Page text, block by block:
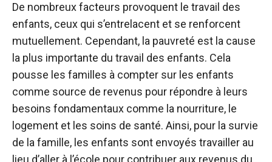
De nombreux facteurs provoquent le travail des
enfants, ceux qui s’entrelacent et se renforcent
mutuellement. Cependant, la pauvreté est la cause
la plus importante du travail des enfants. Cela
pousse les familles à compter sur les enfants
comme source de revenus pour répondre à leurs
besoins fondamentaux comme la nourriture, le
logement et les soins de santé. Ainsi, pour la survie
de la famille, les enfants sont envoyés travailler au
lieu d’aller à l’école pour contribuer aux revenus du